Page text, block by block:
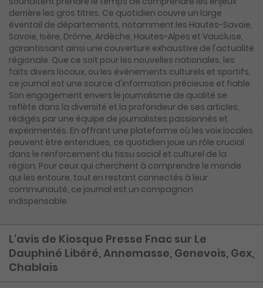
derrière les gros titres. Ce quotidien couvre un large
éventail de départements, notamment les Hautes-Savoie,
Savoie, Isère, Drôme, Ardèche, Hautes-Alpes et Vaucluse,
garantissant ainsi une couverture exhaustive de l'actualité
régionale. Que ce soit pour les nouvelles nationales, les
faits divers locaux, ou les événements culturels et sportifs,
ce journal est une source d'information précieuse et fiable.
Son engagement envers le journalisme de qualité se
reflète dans la diversité et la profondeur de ses articles,
rédigés par une équipe de journalistes passionnés et
expérimentés. En offrant une plateforme où les voix locales
peuvent être entendues, ce quotidien joue un rôle crucial
dans le renforcement du tissu social et culturel de la
région. Pour ceux qui cherchent à comprendre le monde
qui les entoure, tout en restant connectés à leur
communauté, ce journal est un compagnon
indispensable.
L'avis de Kiosque Presse Fnac sur Le
Dauphiné Libéré, Annemasse, Genevois, Gex,
Chablais